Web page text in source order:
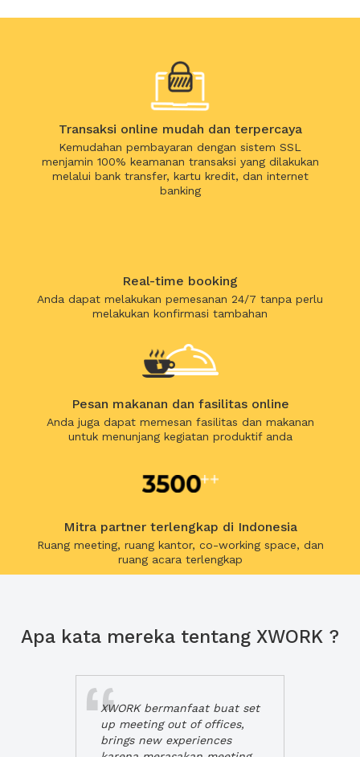
Transaksi online mudah dan terpercaya
Kemudahan pembayaran dengan sistem SSL
menjamin 100% keamanan transaksi yang dilakukan
melalui bank transfer, kartu kredit, dan internet
banking
Real-time booking
Anda dapat melakukan pemesanan 24/7 tanpa perlu
melakukan konfirmasi tambahan
Pesan makanan dan fasilitas online
Anda juga dapat memesan fasilitas dan makanan
untuk menunjang kegiatan produktif anda
Mitra partner terlengkap di Indonesia
Ruang meeting, ruang kantor, co-working space, dan
ruang acara terlengkap
Apa kata mereka tentang XWORK ?
XWORK bermanfaat buat set
up meeting out of offices,
brings new experiences